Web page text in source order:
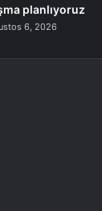
planlıyoruz
6, 2026